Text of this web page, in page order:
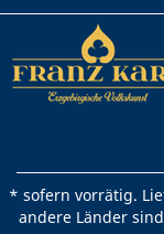
* sofern vorrätig.
andere Länder